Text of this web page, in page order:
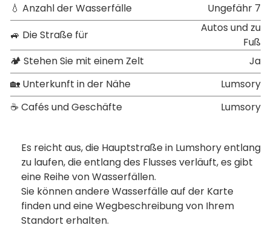
💧 Anzahl der Wasserfälle
Ungefähr 7
🚙 Die Straße für
Autos und zu
Fuß
🏕 Stehen Sie mit einem Zelt
Ja
🏡 Unterkunft in der Nähe
Lumsory
☕ Cafés und Geschäfte
Lumsory
Es reicht aus, die Hauptstraße in Lumshory entlang
zu laufen, die entlang des Flusses verläuft, es gibt
eine Reihe von Wasserfällen.
Sie können andere Wasserfälle auf der Karte
finden und eine Wegbeschreibung von Ihrem
Standort erhalten.